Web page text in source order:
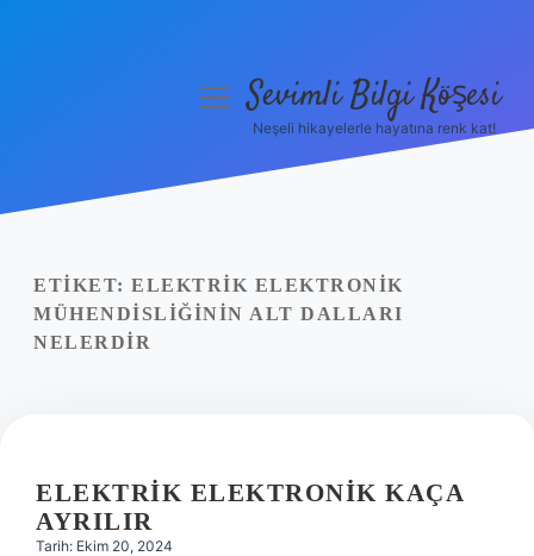
Yasal Uyarı
Hakkımızda
menüyüSevimli Bilgi Köşesi
Neşeli hikayelerle hayatına renk kat!
ETIKET: ELEKTRIK ELEKTRONIK
MÜHENDISLIĞININ ALT DALLARI
NELERDIR
ELEKTRIK ELEKTRONIK KAÇA
AYRILIR
Tarih: Ekim 20, 2024